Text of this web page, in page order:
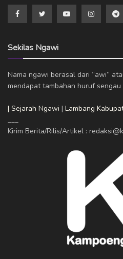
Sekilas Ngawi
Nama ngawi berasal dari “awi”
mendapat tambahan huruf sengau
| Sejarah Ngawi | Lambang
Kirim Berita/Rilis/Artikel :